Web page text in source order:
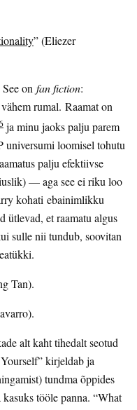
” (Eliezer
on fan fiction:
rumal. Raamat on
ja minu jaoks palju parem
loomisel tohutu
palju efektiivse
— aga see ei riku loo
kohati ebainimlikku
ütlevad, et raamatu algus
sulle nii tundub, soovitan
Tan).
alt kaht tihedalt seotud
kirjeldab ja
tundma õppides
tööle panna. “What